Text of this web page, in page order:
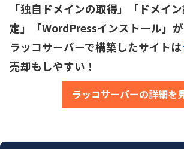
「独自ドメインの取得」「ドメイ
定」「WordPressインストール」が
ラッコサーバーで構築したサイトは
売却もしやすい！
ラッコサーバーの詳細を